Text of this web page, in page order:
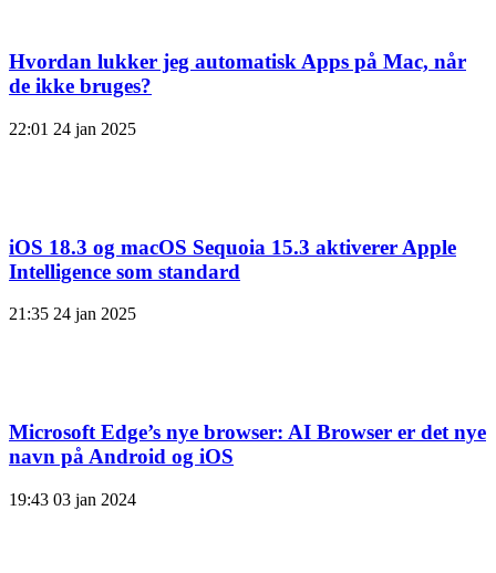
Hvordan lukker jeg automatisk Apps på Mac, når
de ikke bruges?
22:01 24 jan 2025
iOS 18.3 og macOS Sequoia 15.3 aktiverer Apple
Intelligence som standard
21:35 24 jan 2025
Microsoft Edge’s nye browser: AI Browser er det nye
navn på Android og iOS
19:43 03 jan 2024